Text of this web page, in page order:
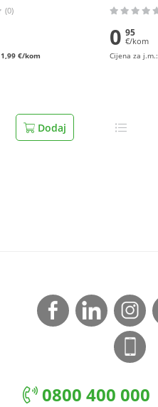
(0)
1,99 €/kom
Dodaj
0 95
€/kom
Cijena za j.m.:
0800 400 000